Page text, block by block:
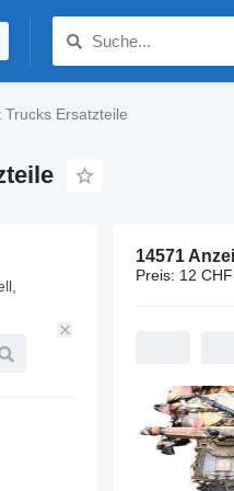
Trucks Ersatzteile
14571
Preis: 12